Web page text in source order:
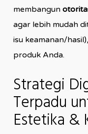
membangun
agar lebih mudah
isu keamanan/
produk Anda.
Strategi
Terpadu
Estetika &